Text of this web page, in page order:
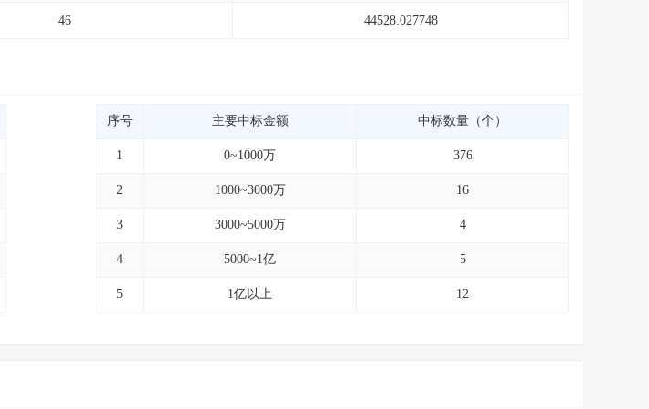
46 44528.027748
序号 主要中标金额 中标数量（个）
1 0~1000万 376
2 1000~3000万 16
3 3000~5000万 4
4 5000~1亿 5
5 1亿以上 12